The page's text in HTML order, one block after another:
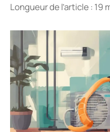
Longueur de l’article : 19